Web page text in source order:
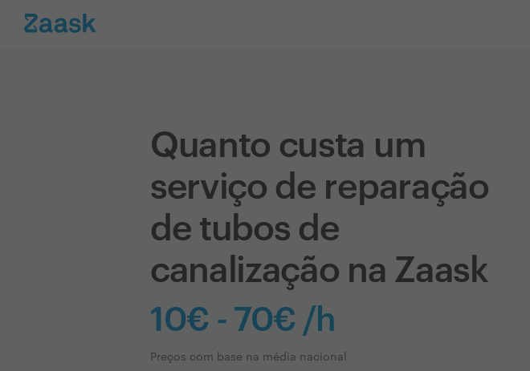
Quanto custa um
serviço de reparação
de tubos de
canalização na Zaask
10€ - 70€ /h
Preços com base na média nacional